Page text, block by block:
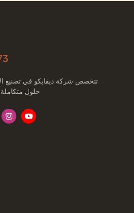
تتخصص شركة ديفايكو في تصنيع
حلول متكاملة